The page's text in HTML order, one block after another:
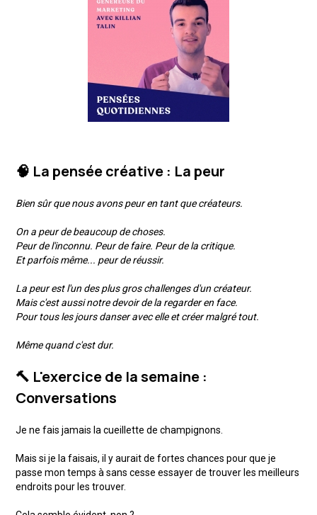
🧠 La pensée créative : La peur
Bien sûr que nous avons peur en tant que créateurs.
On a peur de beaucoup de choses.
Peur de l'inconnu. Peur de faire. Peur de la critique.
Et parfois même... peur de réussir.
La peur est l'un des plus gros challenges d'un créateur.
Mais c'est aussi notre devoir de la regarder en face.
Pour tous les jours danser avec elle et créer malgré tout.
Même quand c'est dur.
🔨 L'exercice de la semaine :
Conversations
Je ne fais jamais la cueillette de champignons.
Mais si je la faisais, il y aurait de fortes chances pour que je
passe mon temps à sans cesse essayer de trouver les meilleurs
endroits pour les trouver.